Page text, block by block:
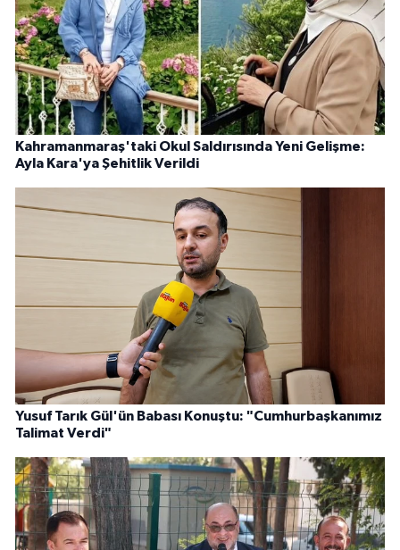
Kahramanmaraş'taki Okul Saldırısında Yeni Gelişme:
Ayla Kara'ya Şehitlik Verildi
Yusuf Tarık Gül'ün Babası Konuştu: "Cumhurbaşkanımız
Talimat Verdi"